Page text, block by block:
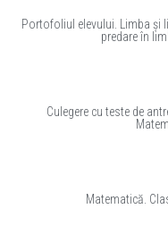
Portofoliul elevului. Limba și
predare în
Culegere cu teste de
Matematică.